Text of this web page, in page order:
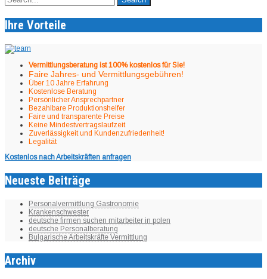
Ihre Vorteile
Vermittlungsberatung ist 100% kostenlos für Sie!
Faire Jahres- und Vermittlungsgebühren!
Über 10 Jahre Erfahrung
Kostenlose Beratung
Persönlicher Ansprechpartner
Bezahlbare Produktionshelfer
Faire und transparente Preise
Keine Mindestvertragslaufzeit
Zuverlässigkeit und Kundenzufriedenheit!
Legalität
Kostenlos nach Arbeitskräften anfragen
Neueste Beiträge
Personalvermittlung Gastronomie
Krankenschwester
deutsche firmen suchen mitarbeiter in polen
deutsche Personalberatung
Bulgarische Arbeitskräfte Vermittlung
Archiv